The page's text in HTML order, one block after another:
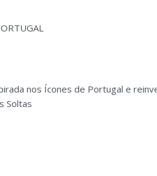
nos Ícones de Portugal e
Soltas